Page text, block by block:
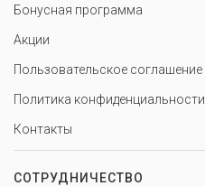
Бонусная программа
Акции
Пользовательское соглашение
Политика конфиденциальности
Контакты
СОТРУДНИЧЕСТВО